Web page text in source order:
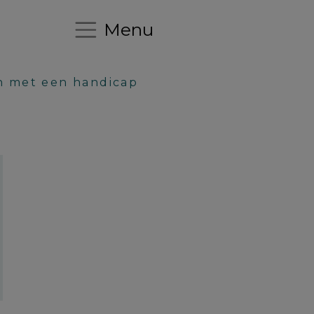
Menu
met een handicap